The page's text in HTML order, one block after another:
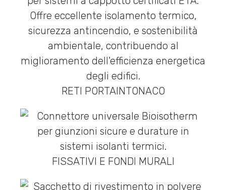
RETI PORTAINTONACO
FISSATIVI E FONDI MURALI